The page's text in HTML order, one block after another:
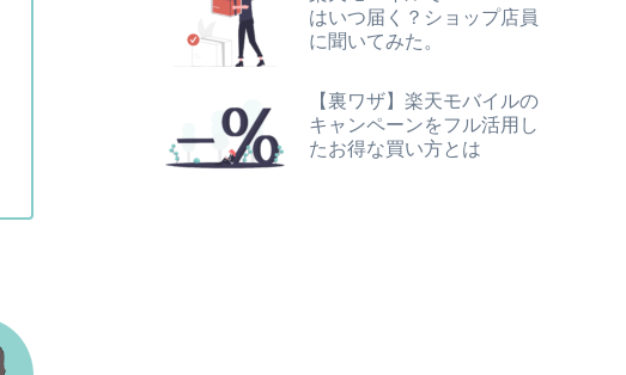
はいつ届く？ショップ店員
に聞いてみた。
【裏ワザ】楽天モバイルの
キャンペーンをフル活用し
たお得な買い方とは